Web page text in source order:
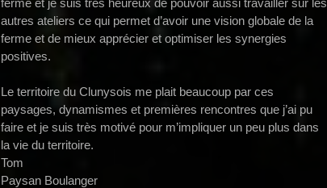
ferme et je suis très heureux de pouvoir aussi travailler sur les
autres ateliers ce qui permet d’avoir une vision globale de la
ferme et de mieux apprécier et optimiser les synergies
positives.
Le territoire du Clunysois me plait beaucoup par ces
paysages, dynamismes et premières rencontres que j’ai pu
faire et je suis très motivé pour m’impliquer un peu plus dans
la vie du territoire.
Tom
Paysan Boulanger